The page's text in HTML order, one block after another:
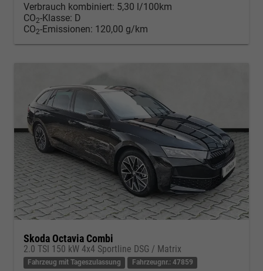
Verbrauch kombiniert: 5,30 l/100km
CO2-Klasse: D
CO2-Emissionen: 120,00 g/km
Skoda Octavia Combi
2.0 TSI 150 kW 4x4 Sportline DSG / Matrix
Fahrzeug mit Tageszulassung Fahrzeugnr.: 47859